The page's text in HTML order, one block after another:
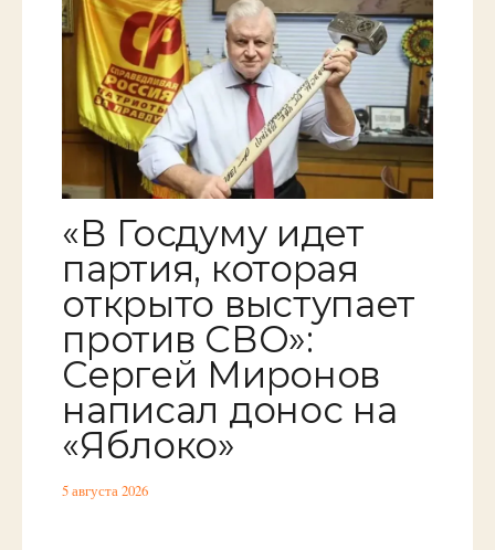
«В Госдуму идет
партия, которая
открыто выступает
против СВО»:
Сергей Миронов
написал донос на
«Яблоко»
5 августа 2026